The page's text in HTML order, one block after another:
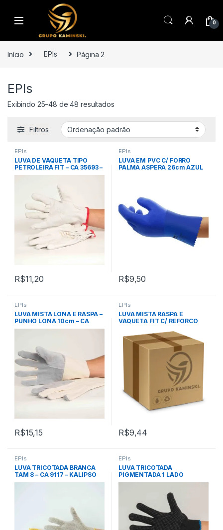
Saltar para navegação
Pular para o conteúdo
0
Início EPIs Página 2
EPIs
Exibindo 25–48 de 48 resultados
Filtros
EPIs
LUVA DE VAQUETA TIPO
PETROLEIRA FIT – CA 35693 –
PLASTCOR
R$11,20
EPIs
LUVA EM PVC C/ FORRO
PALMA ASPERA 26cm AZUL
R$9,50
EPIs
LUVA MISTA LONA E RASPA –
PUNHO LONA 10cm – CA
27433 – PLASTCOR
R$15,15
EPIs
LUVA MISTA RASPA E
VAQUETA FIT C/ REFORCO
PLASTCOR
R$9,44
EPIs
LUVA TRICOTADA BRANCA
TAM 8 – CA 9117 – KALIPSO
EPIs
LUVA TRICOTADA
PIGMENTADA 1 LADO
(BRANCA) – 3 FIOS – CA 31911